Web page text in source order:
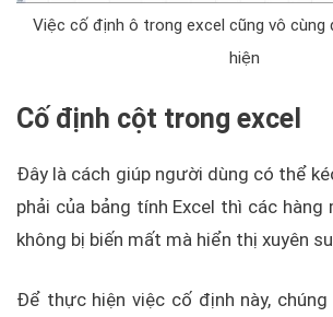
Việc cố định ô trong excel cũng vô cùng
hiện
Cố định cột trong excel
Đây là cách giúp người dùng có thể
phải của bảng tính Excel thì các hàng
không bị biến mất mà hiển thị xuyên
Để thực hiện việc cố định này,